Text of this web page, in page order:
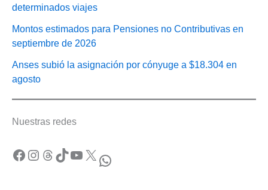
determinados viajes
Montos estimados para Pensiones no Contributivas en
septiembre de 2026
Anses subió la asignación por cónyuge a $18.304 en
agosto
Nuestras redes
Facebook Instagram Threads TikTok YouTube X WhatsApp